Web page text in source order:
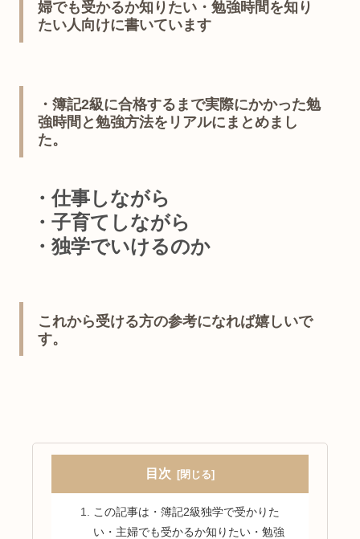
婦でも受かるか知りたい・勉強時間を知り
たい人向けに書いています
・簿記2級に合格するまで実際にかかった勉
強時間と勉強方法をリアルにまとめまし
た。
・仕事しながら
・子育てしながら
・独学でいけるのか
これから受ける方の参考になれば嬉しいで
す。
目次
この記事は・簿記2級独学で受かりた
い・主婦でも受かるか知りたい・勉強